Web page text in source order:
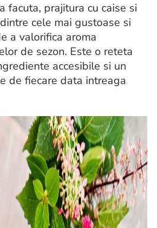
facuta, prajitura cu caise si
cele mai gustoase si
a valorifica aroma
de sezon. Este o reteta
accesibile si un
de fiecare data intreaga